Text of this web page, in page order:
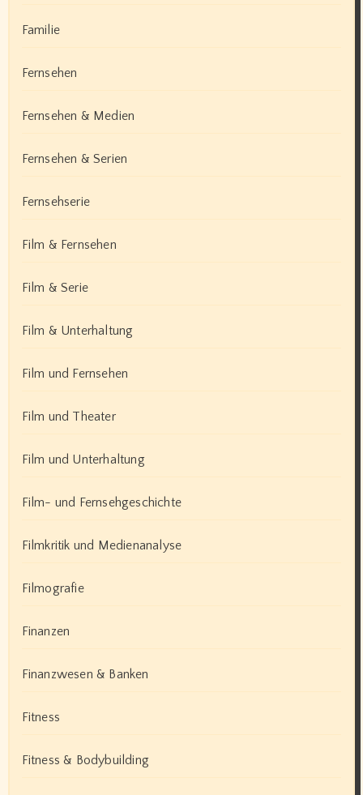
Familie
Fernsehen
Fernsehen & Medien
Fernsehen & Serien
Fernsehserie
Film & Fernsehen
Film & Serie
Film & Unterhaltung
Film und Fernsehen
Film und Theater
Film und Unterhaltung
Film- und Fernsehgeschichte
Filmkritik und Medienanalyse
Filmografie
Finanzen
Finanzwesen & Banken
Fitness
Fitness & Bodybuilding